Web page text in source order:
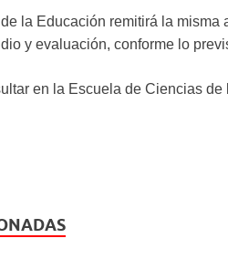
la Educación remitirá la
y evaluación, conforme lo
en la Escuela de Ciencias